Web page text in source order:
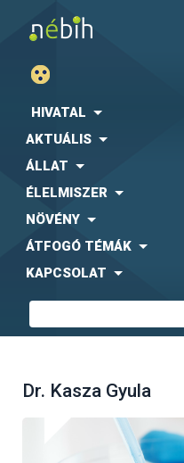
HIVATAL
AKTUÁLIS
ÁLLAT
ÉLELMISZER
NÖVÉNY
ÁTFOGÓ TÉMÁK
KAPCSOLAT
Dr. Kasza Gyula